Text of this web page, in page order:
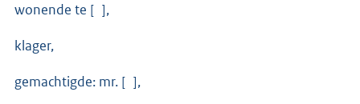
wonende te [ ],
klager,
gemachtigde: mr. [ ],